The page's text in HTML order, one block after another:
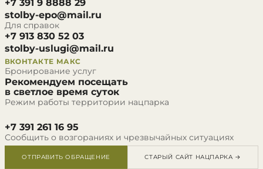
+7 391 9 8888 29
stolby-epo@mail.ru
Для справок
+7 913 830 52 03
stolby-uslugi@mail.ru
ВКОНТАКТЕ МАКС
Бронирование услуг
Рекомендуем посещать
в светлое время суток
Режим работы территории нацпарка
+7 391 261 16 95
Сообщить о возгораниях и чрезвычайных ситуациях
ОТПРАВИТЬ ОБРАЩЕНИЕ СТАРЫЙ САЙТ НАЦПАРКА →